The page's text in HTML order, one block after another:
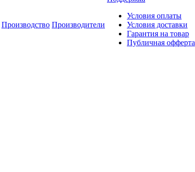
Производство Производители
Условия оплаты
Условия доставки
Гарантия на товар
Публичная офферта